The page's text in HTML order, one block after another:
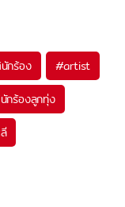
กร้อง #artist
นักร้องลูกทุ่ง